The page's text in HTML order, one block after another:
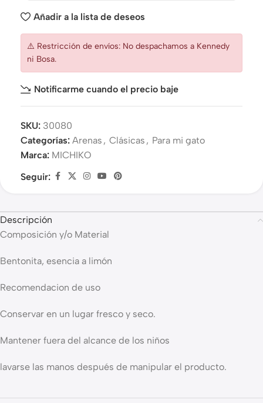
Añadir a la lista de deseos
⚠️ Restricción de envíos: No despachamos a Kennedy
ni Bosa.
Notificarme cuando el precio baje
SKU: 30080
Categorías: Arenas , Clásicas , Para mi gato
Marca: MICHIKO
Seguir:
Descripción
Composición y/o Material
Bentonita, esencia a limón
Recomendacion de uso
Conservar en un lugar fresco y seco.
Mantener fuera del alcance de los niños
lavarse las manos después de manipular el producto.